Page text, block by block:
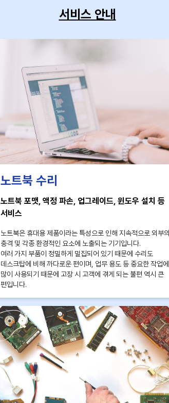
서비스 안내
노트북 수리
노트북 포맷, 액정 파손, 업그레이드, 윈도우 설치 등
서비스
노트북은 휴대용 제품이라는 특성으로 인해 지속적으로 외부의
충격 및 각종 환경적인 요소에 노출되는 기기입니다.
여러 가지 부품이 정밀하게 밀집되어 있기 때문에 수리도
데스크탑에 비해 까다로운 편이며, 업무 용도 등 중요한 작업에
많이 사용되기 때문에 고장 시 고객에 겪게 되는 불편 역시 큰
편입니다.